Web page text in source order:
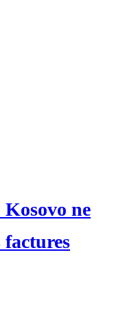
ne
factures